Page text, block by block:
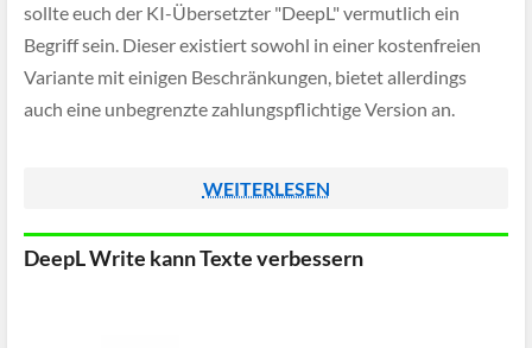
sollte euch der KI-Übersetzter "DeepL" vermutlich ein
Begriff sein. Dieser existiert sowohl in einer kostenfreien
Variante mit einigen Beschränkungen, bietet allerdings
auch eine unbegrenzte zahlungspflichtige Version an.
WEITERLESEN
DeepL Write kann Texte verbessern